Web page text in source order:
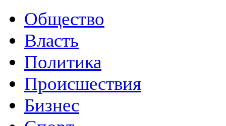
Общество
Власть
Политика
Происшествия
Бизнес